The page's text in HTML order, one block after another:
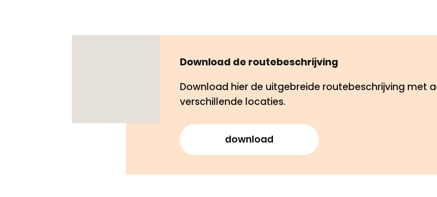
Download de routebeschrijving
Download hier de uitgebreide routebeschrijving met
verschillende locaties.
download